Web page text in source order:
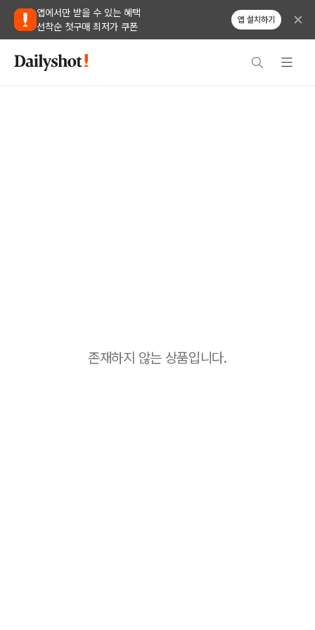
앱에서만 받을 수 있는 혜택
선착순 첫구매 최저가 쿠폰
앱 설치하기
존재하지 않는 상품입니다.